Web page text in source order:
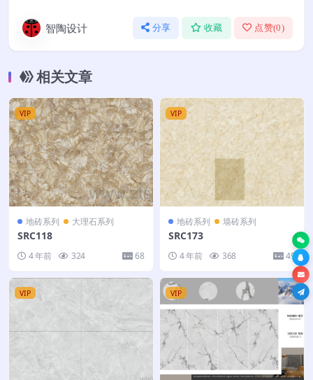
智陶设计 分享 收藏 点赞(0)
相关文章
VIP
地砖系列 大理石系列
SRC118
4 年前 324 68
VIP
地砖系列 墙砖系列
SRC173
4 年前 368 49
VIP VIP